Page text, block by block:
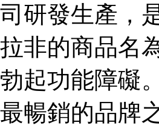
司研發生產，
拉非的商品名
勃起功能障礙
最暢銷的品牌